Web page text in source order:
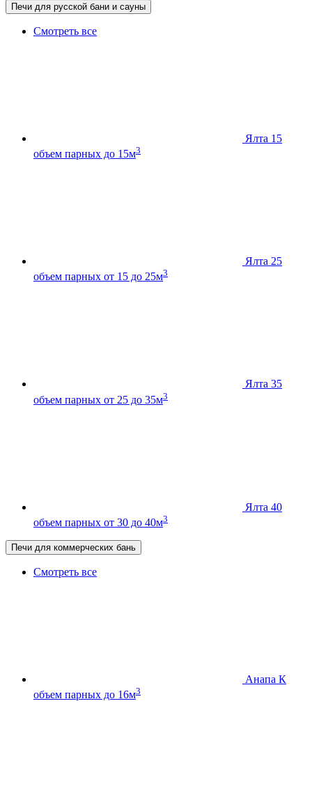
Печи для русской бани и сауны
Смотреть все
Ялта 15
объем парных до 15м3
Ялта 25
объем парных от 15 до 25м3
Ялта 35
объем парных от 25 до 35м3
Ялта 40
объем парных от 30 до 40м3
Печи для коммерческих бань
Смотреть все
Анапа К
объем парных до 16м3